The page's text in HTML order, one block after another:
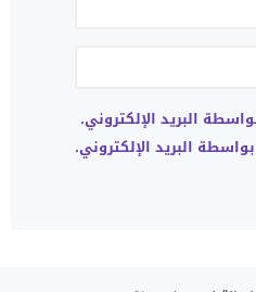
البريد الإلكتروني.
البريد الإلكتروني.